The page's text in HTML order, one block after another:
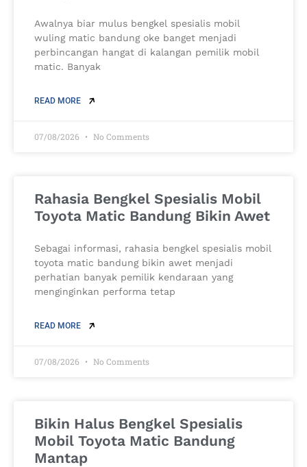
Awalnya biar mulus bengkel spesialis mobil
wuling matic bandung oke banget menjadi
perbincangan hangat di kalangan pemilik mobil
matic. Banyak
READ MORE
07/08/2026 No Comments
Rahasia Bengkel Spesialis Mobil
Toyota Matic Bandung Bikin Awet
Sebagai informasi, rahasia bengkel spesialis mobil
toyota matic bandung bikin awet menjadi
perhatian banyak pemilik kendaraan yang
menginginkan performa tetap
READ MORE
07/08/2026 No Comments
Bikin Halus Bengkel Spesialis
Mobil Toyota Matic Bandung
Mantap